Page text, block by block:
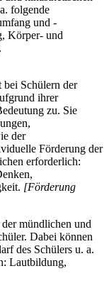
folgende
und -
Körper- und
Schülern der
ihrer
zu. Sie
der
Förderung der
erforderlich:
[Förderung
mündlichen und
Dabei können
des Schülers u. a.
Lautbildung,